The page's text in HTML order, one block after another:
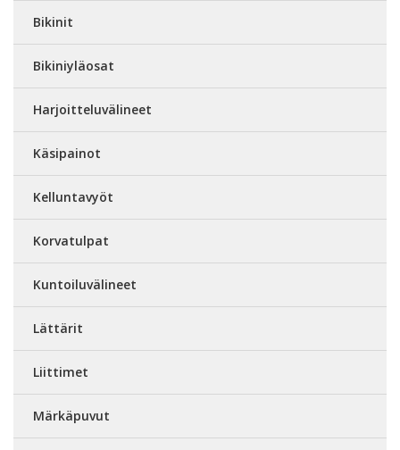
Bikinit
Bikiniyläosat
Harjoitteluvälineet
Käsipainot
Kelluntavyöt
Korvatulpat
Kuntoiluvälineet
Lättärit
Liittimet
Märkäpuvut